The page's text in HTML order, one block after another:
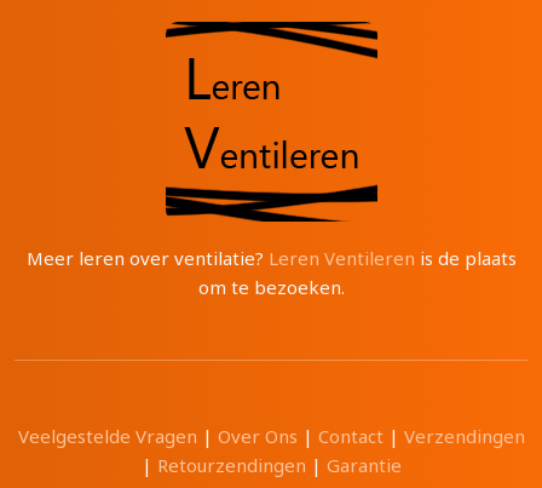
Meer leren over ventilatie? Leren Ventileren is de plaats
om te bezoeken.
Veelgestelde Vragen | Over Ons | Contact| Verzendingen
| Retourzendingen | Garantie